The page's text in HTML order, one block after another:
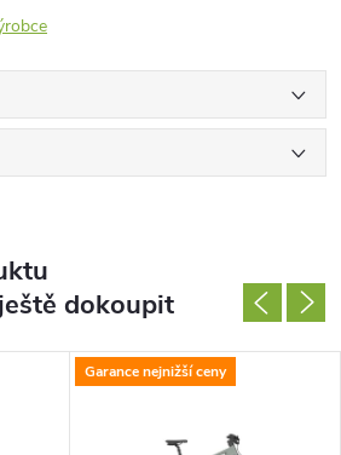
dokoupit
Garance nejnižší ceny